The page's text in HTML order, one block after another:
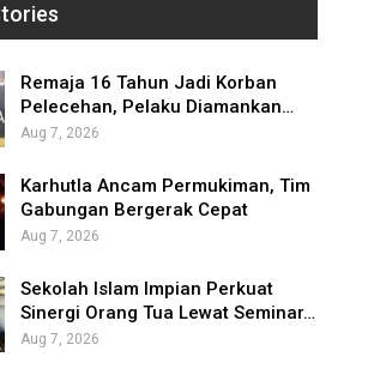
Remaja 16 Tahun Jadi Korban
Pelecehan, Pelaku Diamankan…
Aug 7, 2026
Karhutla Ancam Permukiman, Tim
Gabungan Bergerak Cepat
Aug 7, 2026
Sekolah Islam Impian Perkuat
Sinergi Orang Tua Lewat Seminar…
Aug 7, 2026